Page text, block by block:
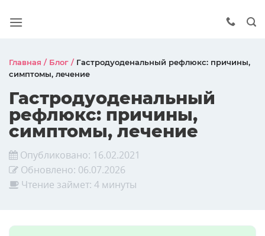
Главная / Блог / Гастродуоденальный рефлюкс: причины,
симптомы, лечение
Гастродуоденальный
рефлюкс: причины,
симптомы, лечение
Опубликовано: 16.02.2021
Обновлено: 06.07.2026
Чтение займет: 4 минуты